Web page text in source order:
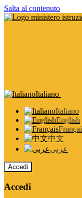
Salta al contenuto
Italiano
Italiano
English
中文
عربى
Accedi
Accedi